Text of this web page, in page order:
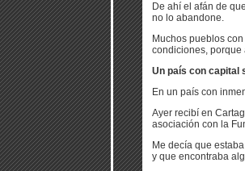
De ahí el afán de
no lo abandone.
Muchos pueblos
condiciones,
Un país con capital
En un país con
Ayer recibí en
asociación con la
Me decía que
y que encontraba